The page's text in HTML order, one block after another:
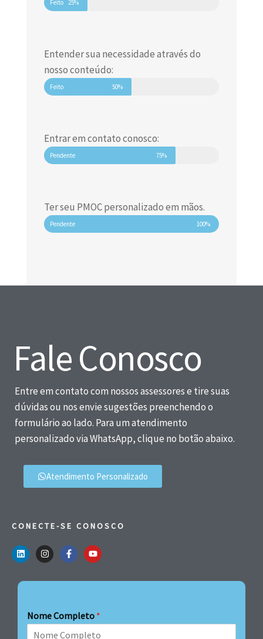
Feito 25%
Entender sua necessidade através do
nosso conteúdo:
Feito 50%
Entrar em contato conosco:
Pendente 75%
Ter seu PMOC personalizado em mãos.
Pendente 100%
Fale Conosco
Entre em contato com nossos assessores e tire suas
dúvidas ou nos envie sugestões preenchendo o
formulário ao lado. Para um atendimento
personalizado via WhatsApp, clique no botão abaixo.
Atendimento Personalizado
CONECTE-SE CONOSCO
Nome Completo *